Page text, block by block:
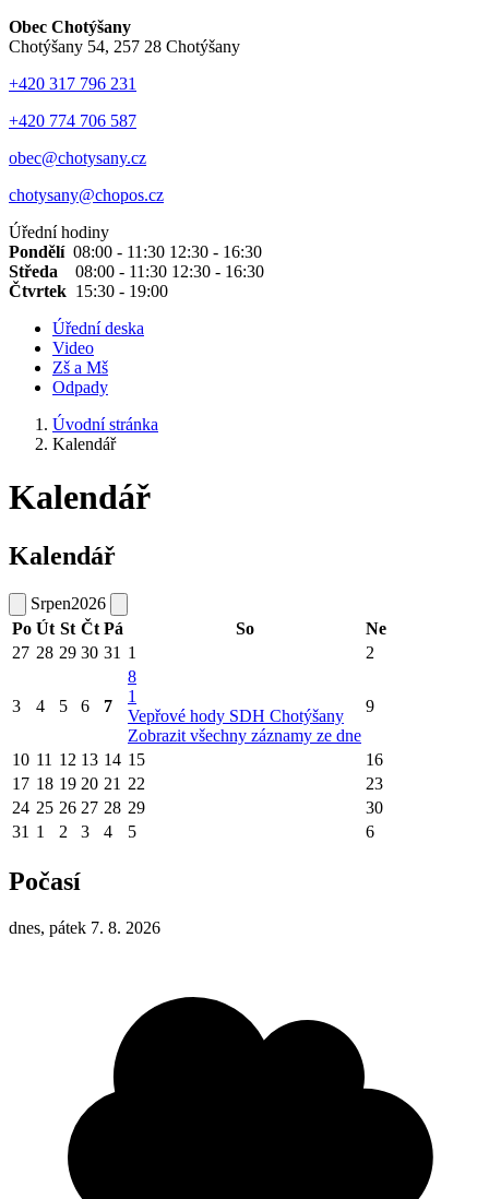
Obec Chotýšany
Chotýšany 54, 257 28 Chotýšany
+420 317 796 231
+420 774 706 587
obec@chotysany.cz
chotysany@chopos.cz
Úřední hodiny
Pondělí 08:00 - 11:30 12:30 - 16:30
Středa 08:00 - 11:30 12:30 - 16:30
Čtvrtek 15:30 - 19:00
Úřední deska
Video
Zš a Mš
Odpady
Úvodní stránka
Kalendář
Kalendář
Kalendář
Srpen2026
Po Út St Čt Pá So
Ne
27 28 29 30 31 1 2
3 4 5 6 7
8
1
Vepřové hody SDH Chotýšany
Zobrazit všechny záznamy ze dne
9
10 11 12 13 14 15
16
17 18 19 20 21 22
23
24 25 26 27 28 29
30
31 1 2 3 4 5 6
Počasí
dnes, pátek 7. 8. 2026